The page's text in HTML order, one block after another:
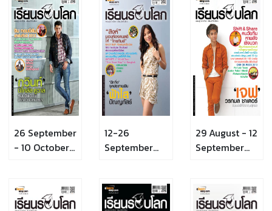
26 September
- 10 October
12-26
September
29 August - 12
September